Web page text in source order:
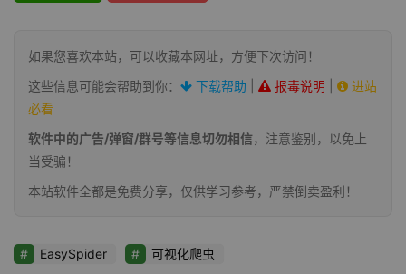
如果您喜欢本站，可以收藏本网址，方便下次访问！
这些信息可能会帮助到你：
下载帮助 报毒说明
进站
必看
软件中的广告/弹窗/群号等信息切勿相信，注意鉴别，以免上
当受骗！
本站软件全都是免费分享，仅供学习参考，严禁倒卖盈利！
EasySpider 可视化爬虫